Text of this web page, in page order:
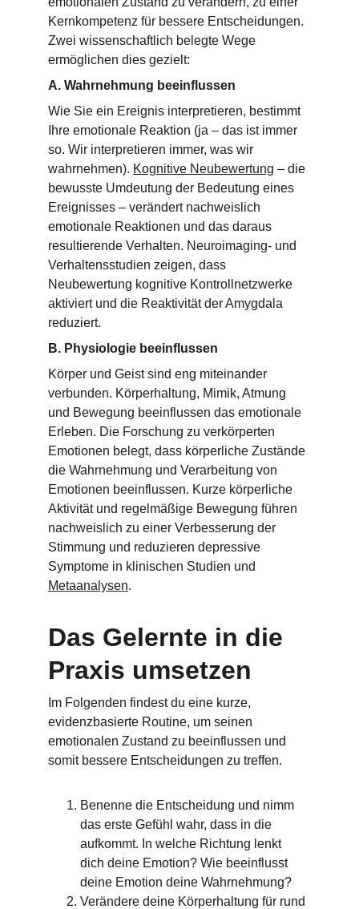
Kernkompetenz für bessere Entscheidungen.
Zwei wissenschaftlich belegte Wege
ermöglichen dies gezielt:
A. Wahrnehmung beeinflussen
Wie Sie ein Ereignis interpretieren, bestimmt
Ihre emotionale Reaktion (ja – das ist immer
so. Wir interpretieren immer, was wir
wahrnehmen). Kognitive Neubewertung – die
bewusste Umdeutung der Bedeutung eines
Ereignisses – verändert nachweislich
emotionale Reaktionen und das daraus
resultierende Verhalten. Neuroimaging- und
Verhaltensstudien zeigen, dass
Neubewertung kognitive Kontrollnetzwerke
aktiviert und die Reaktivität der Amygdala
reduziert.
B. Physiologie beeinflussen
Körper und Geist sind eng miteinander
verbunden. Körperhaltung, Mimik, Atmung
und Bewegung beeinflussen das emotionale
Erleben. Die Forschung zu verkörperten
Emotionen belegt, dass körperliche Zustände
die Wahrnehmung und Verarbeitung von
Emotionen beeinflussen. Kurze körperliche
Aktivität und regelmäßige Bewegung führen
nachweislich zu einer Verbesserung der
Stimmung und reduzieren depressive
Symptome in klinischen Studien und
Metaanalysen.
Das Gelernte in die
Praxis umsetzen
Im Folgenden findest du eine kurze,
evidenzbasierte Routine, um seinen
emotionalen Zustand zu beeinflussen und
somit bessere Entscheidungen zu treffen.
Benenne die Entscheidung und nimm
das erste Gefühl wahr, dass in die
aufkommt. In welche Richtung lenkt
dich deine Emotion? Wie beeinflusst
deine Emotion deine Wahrnehmung?
Verändere deine Körperhaltung für rund